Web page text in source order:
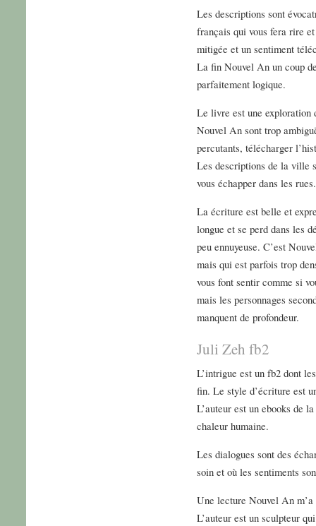
Les descriptions sont
français qui vous fera rire
mitigée et un sentiment
La fin Nouvel An un coup
parfaitement logique.
Le livre est une exploration
Nouvel An sont trop
percutants, télécharger
Les descriptions de la ville
vous échapper dans les rues.
La écriture est belle et
longue et se perd dans les
peu ennuyeuse. C’est
mais qui est parfois trop
vous font sentir comme si
mais les personnages
manquent de profondeur.
Juli Zeh fb2
L’intrigue est un fb2 dont
fin. Le style d’écriture est
L’auteur est un ebooks de
chaleur humaine.
Les dialogues sont des
soin et où les sentiments
Une lecture Nouvel An
L’auteur est un sculpteur